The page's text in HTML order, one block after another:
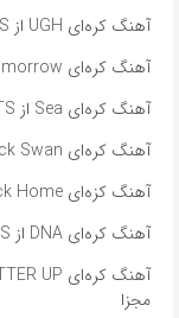
آهنگ کره‌ای UGH از BTS به همراه متن و ترجمه مجزا
آهنگ کره‌ای Tomorrow از BTS به همراه متن و ترجمه مجزا
آهنگ کره‌ای Sea از BTS به همراه متن و ترجمه مجزا
آهنگ کره‌ای Black Swan از BTS به همراه متن و ترجمه مجزا
آهنگ کزه‌ای Come Back Home از BTS به همراه متن و ترجمه مجزا
آهنگ کره‌ای DNA از BTS به همراه متن و ترجمه مجزا
مجزا